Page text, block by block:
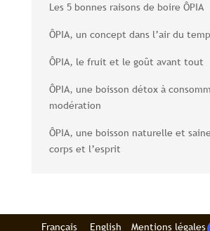
Les 5 bonnes raisons de boire ÔPIA
ÔPIA, un concept dans l’air du
ÔPIA, le fruit et le goût avant tout
ÔPIA, une boisson détox à
modération
ÔPIA, une boisson naturelle et
corps et l’esprit
Français English Mentions légales